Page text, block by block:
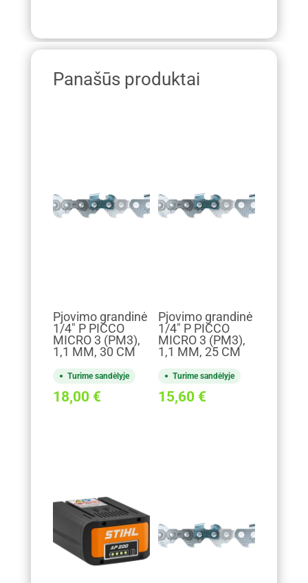
Panašūs produktai
Pjovimo grandinė
1/4" P PICCO
MICRO 3 (PM3),
1,1 MM, 30 CM
Turime sandėlyje
18,00 €
Pjovimo grandinė
1/4" P PICCO
MICRO 3 (PM3),
1,1 MM, 25 CM
Turime sandėlyje
15,60 €